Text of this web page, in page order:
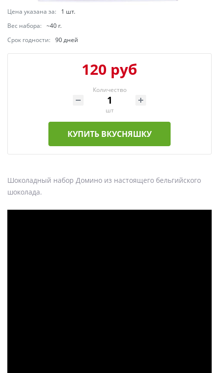
Цена указана за:
1 шт.
Вес набора: ~40 г.
Срок годности: 90 дней
120 руб
Количество
шт
КУПИТЬ ВКУСНЯШКУ
Шоколадный набор Домино из настоящего бельгийского
шоколада.